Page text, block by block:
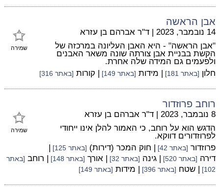
אבן הראשה
שמירה
14 נובמבר, 2023 | ד"ר אברהם בן עזרא
"אבן הראשה" - היא האבן העליונה במרכזה של
הקשת בבניית אבן צורתה שונה משאר האבנים
ולפעמים גם המידה שלה אחרת.
חלון [באתר 181] | מידות [באתר 149] | קורות [באתר 316]
רוחב פרוזדור
שמירה
8 נובמבר, 2023 | ד"ר אברהם בן עזרא
הדגש הוא על רוחב, כי האמור להלן אינו ייחודי
לפרוזדורים דווקא.
פרוזדור [באתר 42] | חוק המכר (דירות) [באתר 125]
|
דירה [באתר 520] | גינה [באתר 32] | אורך [באתר 148] | רוחב [באתר
102]
| שטח [באתר 396] | מידות [באתר 149]